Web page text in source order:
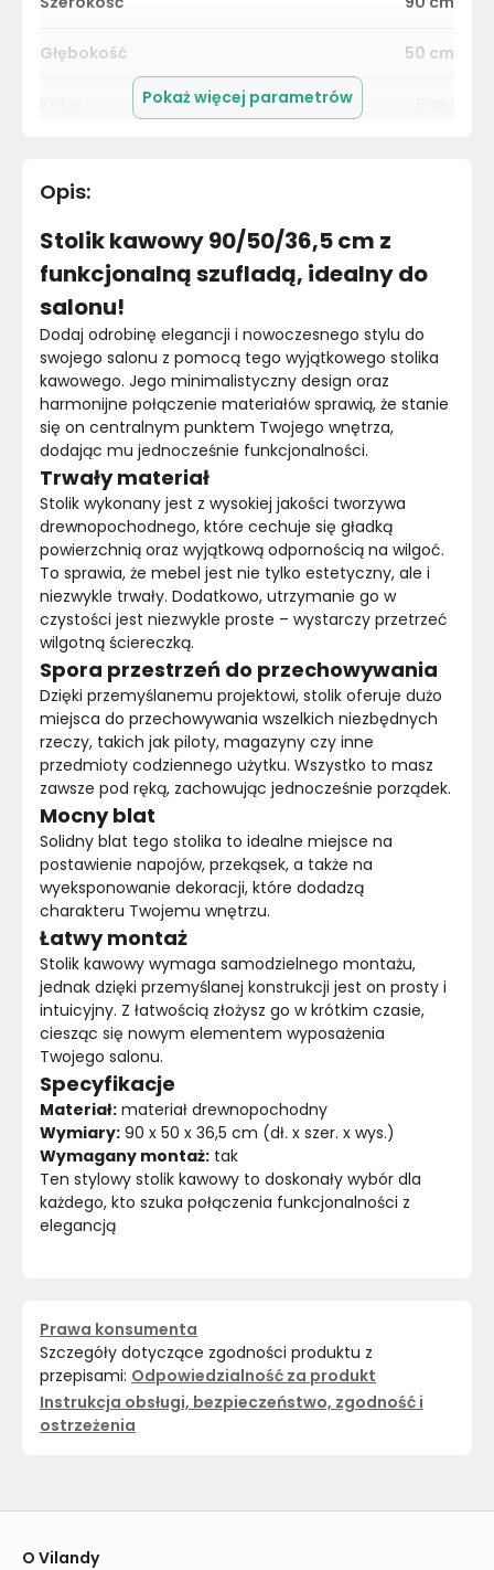
Głębokość 50 cm
Kolor blatu
Kolor nóżek
Marka VidaXL
Montaż Złożony
Pokaż więcej parametrów
Opis:
Stolik kawowy 90/50/36,5 cm z
funkcjonalną szufladą, idealny do
salonu!
Dodaj odrobinę elegancji i nowoczesnego stylu do
swojego salonu z pomocą tego wyjątkowego stolika
kawowego. Jego minimalistyczny design oraz
harmonijne połączenie materiałów sprawią, że stanie
się on centralnym punktem Twojego wnętrza,
dodając mu jednocześnie funkcjonalności.
Trwały materiał
Stolik wykonany jest z wysokiej jakości tworzywa
drewnopochodnego, które cechuje się gładką
powierzchnią oraz wyjątkową odpornością na wilgoć.
To sprawia, że mebel jest nie tylko estetyczny, ale i
niezwykle trwały. Dodatkowo, utrzymanie go w
czystości jest niezwykle proste – wystarczy przetrzeć
wilgotną ściereczką.
Spora przestrzeń do przechowywania
Dzięki przemyślanemu projektowi, stolik oferuje dużo
miejsca do przechowywania wszelkich niezbędnych
rzeczy, takich jak piloty, magazyny czy inne
przedmioty codziennego użytku. Wszystko to masz
zawsze pod ręką, zachowując jednocześnie porządek.
Mocny blat
Solidny blat tego stolika to idealne miejsce na
postawienie napojów, przekąsek, a także na
wyeksponowanie dekoracji, które dodadzą
charakteru Twojemu wnętrzu.
Łatwy montaż
Stolik kawowy wymaga samodzielnego montażu,
jednak dzięki przemyślanej konstrukcji jest on prosty i
intuicyjny. Z łatwością złożysz go w krótkim czasie,
ciesząc się nowym elementem wyposażenia
Twojego salonu.
Specyfikacje
Materiał: materiał drewnopochodny
Wymiary: 90 x 50 x 36,5 cm (dł. x szer. x wys.)
Wymagany montaż: tak
Ten stylowy stolik kawowy to doskonały wybór dla
każdego, kto szuka połączenia funkcjonalności z
elegancją
Prawa konsumenta
Szczegóły dotyczące zgodności produktu z
przepisami: Odpowiedzialność za produkt
Instrukcja obsługi, bezpieczeństwo, zgodność i
ostrzeżenia
O Vilandy